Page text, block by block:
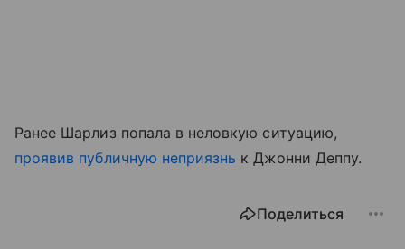
Ранее Шарлиз попала в неловкую ситуацию,
проявив публичную неприязнь к Джонни Деппу.
Поделиться